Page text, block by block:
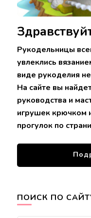
Рукодельницы
увлеклись
виде рукоделия
На сайте вы
руководства и
игрушек крючком
прогулок по
ПОИСК ПО